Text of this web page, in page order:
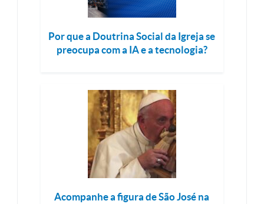
Por que a Doutrina Social da Igreja se
preocupa com a IA e a tecnologia?
Acompanhe a figura de São José na